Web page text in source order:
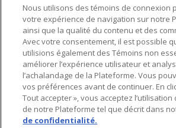
Préférences en matière de
Nous utilisons des témoins de connexion
votre expérience de navigation sur notre
ainsi que la qualité du contenu et des
Avec votre consentement, il est possible
utilisions également des Témoins non
améliorer l’expérience utilisateur et
l’achalandage de la Plateforme. Vous
vos préférences avant de continuer. En
Tout accepter », vous acceptez l’utilisation
de notre Plateforme tel que décrit dans
de confidentialité.